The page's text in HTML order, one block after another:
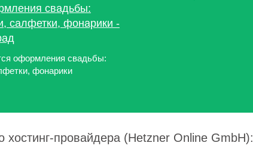
свадьбы:
салфетки, фонарики -
оформления свадьбы:
фонарики
хостинг-провайдера (Hetzner Online GmbH):